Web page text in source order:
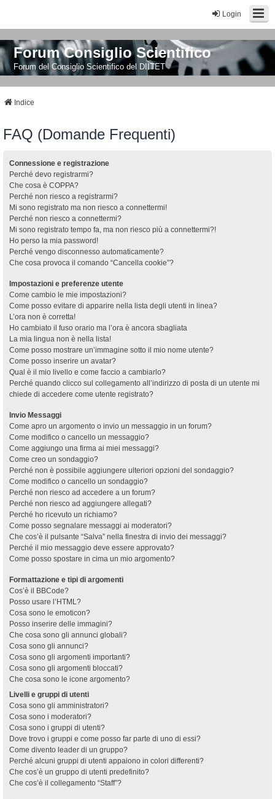
Login
Forum Consiglio Scientifico
Forum del Consiglio Scientifico del DIITET
Indice
FAQ (Domande Frequenti)
Connessione e registrazione
Perché devo registrarmi?
Che cosa è COPPA?
Perché non riesco a registrarmi?
Mi sono registrato ma non riesco a connettermi!
Perché non riesco a connettermi?
Mi sono registrato tempo fa, ma non riesco più a connettermi?!
Ho perso la mia password!
Perché vengo disconnesso automaticamente?
Che cosa provoca il comando “Cancella cookie”?
Impostazioni e preferenze utente
Come cambio le mie impostazioni?
Come posso evitare di apparire nella lista degli utenti in linea?
L’ora non è corretta!
Ho cambiato il fuso orario ma l’ora è ancora sbagliata
La mia lingua non è nella lista!
Come posso mostrare un’immagine sotto il mio nome utente?
Come posso inserire un avatar?
Qual è il mio livello e come faccio a cambiarlo?
Perché quando clicco sul collegamento all’indirizzo di posta di un utente mi
chiede di accedere come utente registrato?
Invio Messaggi
Come apro un argomento o invio un messaggio in un forum?
Come modifico o cancello un messaggio?
Come aggiungo una firma ai miei messaggi?
Come creo un sondaggio?
Perché non è possibile aggiungere ulteriori opzioni del sondaggio?
Come modifico o cancello un sondaggio?
Perché non riesco ad accedere a un forum?
Perché non riesco ad aggiungere allegati?
Perché ho ricevuto un richiamo?
Come posso segnalare messaggi ai moderatori?
Che cos’è il pulsante “Salva” nella finestra di invio dei messaggi?
Perché il mio messaggio deve essere approvato?
Come posso spostare in cima un mio argomento?
Formattazione e tipi di argomenti
Cos’è il BBCode?
Posso usare l’HTML?
Cosa sono le emoticon?
Posso inserire delle immagini?
Che cosa sono gli annunci globali?
Cosa sono gli annunci?
Cosa sono gli argomenti importanti?
Cosa sono gli argomenti bloccati?
Che cosa sono le icone argomento?
Livelli e gruppi di utenti
Cosa sono gli amministratori?
Cosa sono i moderatori?
Cosa sono i gruppi di utenti?
Dove trovo i gruppi e come posso far parte di uno di essi?
Come divento leader di un gruppo?
Perché alcuni gruppi di utenti appaiono in colori differenti?
Che cos’è un gruppo di utenti predefinito?
Che cos’è il collegamento “Staff”?